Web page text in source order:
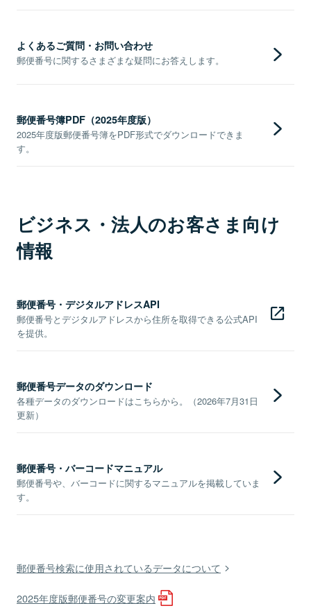
よくあるご質問・お問い合わせ
郵便番号に関するさまざまな疑問にお答えします。
郵便番号簿PDF（2025年度版）
2025年度版郵便番号簿をPDF形式でダウンロードできま
す。
ビジネス・法人のお客さま向け
情報
郵便番号・デジタルアドレスAPI
郵便番号とデジタルアドレスから住所を取得できる公式API
を提供。
郵便番号データのダウンロード
各種データのダウンロードはこちらから。（2026年7月31日
更新）
郵便番号・バーコードマニュアル
郵便番号や、バーコードに関するマニュアルを掲載していま
す。
郵便番号検索に使用されているデータについて
2025年度版郵便番号の変更案内